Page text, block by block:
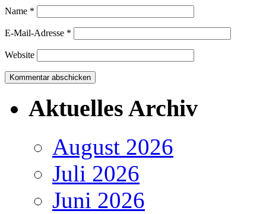
Name *
E-Mail-Adresse *
Website
Aktuelles Archiv
August 2026
Juli 2026
Juni 2026